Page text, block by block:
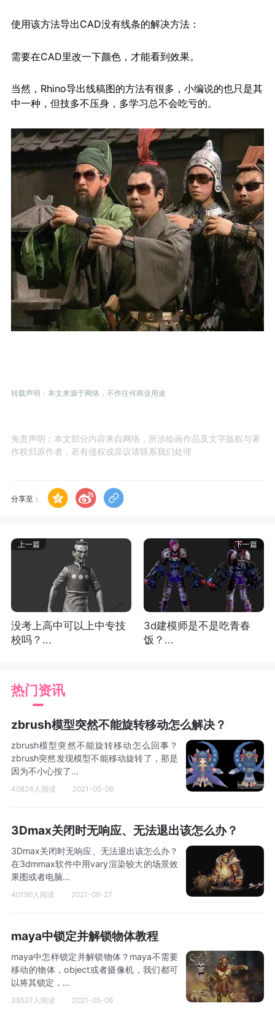
使用该方法导出CAD没有线条的解决方法：
需要在CAD里改一下颜色，才能看到效果。
当然，Rhino导出线稿图的方法有很多，小编说的也只是其
中一种，但技多不压身，多学习总不会吃亏的。
转载声明：本文来源于网络，不作任何商业用途
免责声明：本文部分内容来自网络，所涉绘画作品及文字版权与著
作权归原作者，若有侵权或异议请联系我们处理
分享至：
上一篇
没考上高中可以上中专技
校吗？...
下一篇
3d建模师是不是吃青春
饭？...
热门资讯
zbrush模型突然不能旋转移动怎么解决？
zbrush模型突然不能旋转移动怎么回事？
zbrush突然发现模型不能移动旋转了，那是
因为不小心按了...
40824人阅读 2021-05-06
3Dmax关闭时无响应、无法退出该怎么办？
3Dmax关闭时无响应、无法退出该怎么办？
在3dmmax软件中用vary渲染较大的场景效
果图或者电脑...
40190人阅读 2021-09-27
maya中锁定并解锁物体教程
maya中怎样锁定并解锁物体？maya不需要
移动的物体，object或者摄像机，我们都可
以将其锁定，...
38527人阅读 2021-05-06